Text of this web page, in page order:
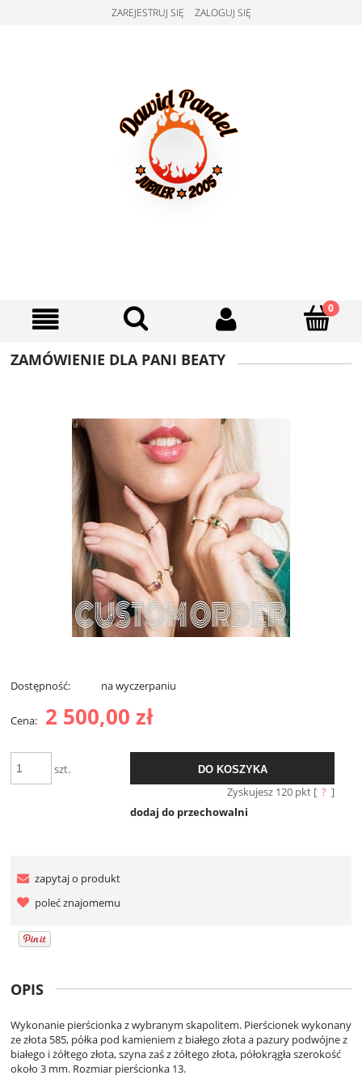
ZAREJESTRUJ SIĘ ZALOGUJ SIĘ
ZAMÓWIENIE DLA PANI BEATY
Dostępność: na wyczerpaniu
Cena: 2 500,00 zł
szt. DO KOSZYKA
Zyskujesz 120 pkt [ ? ]
dodaj do przechowalni
zapytaj o produkt
poleć znajomemu
OPIS
Wykonanie pierścionka z wybranym skapolitem. Pierścionek wykonany
ze złota 585, półka pod kamieniem z białego złota a pazury podwójne z
białego i żółtego złota, szyna zaś z żółtego złota, półokrągła szerokość
około 3 mm. Rozmiar pierścionka 13.